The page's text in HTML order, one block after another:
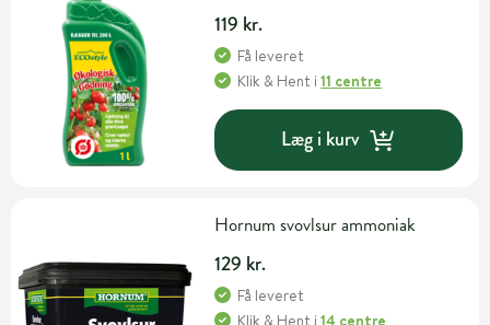
119 kr.
Få leveret
Klik & Hent i11 centre
Læg i kurv
Hornum svovlsur ammoniak
129 kr.
Få leveret
Klik & Hent i14 centre